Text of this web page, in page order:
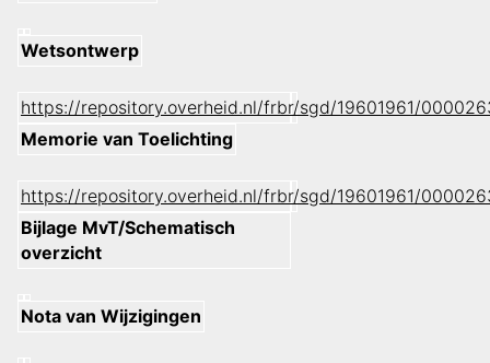
Wetsontwerp
https://repository.overheid.nl/frbr/sgd/19601961/
Memorie van Toelichting
https://repository.overheid.nl/frbr/sgd/19601961/
Bijlage MvT/Schematisch
overzicht
Nota van Wijzigingen